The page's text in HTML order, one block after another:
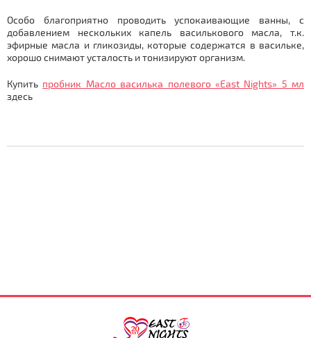
Особо благоприятно проводить успокаивающие ванны, с
добавлением нескольких капель василькового масла, т.к.
эфирные масла и гликозиды, которые содержатся в васильке,
хорошо снимают усталость и тонизируют организм.
Купить пробник Масло василька полевого «East Nights» 5 мл
здесь